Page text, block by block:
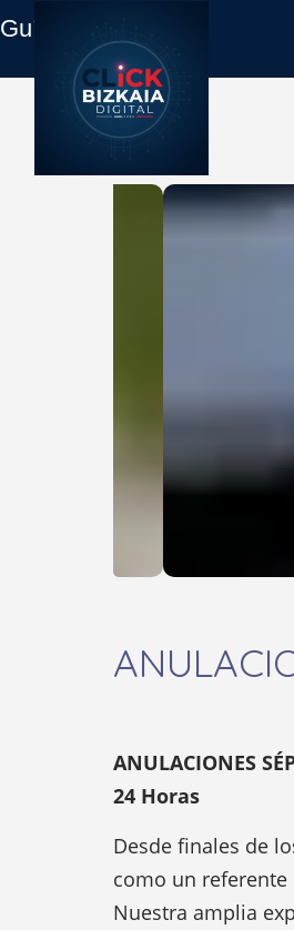
Guía Empresas
ANULACIONES
24 Horas
Desde finales de
como un referente
Nuestra amplia